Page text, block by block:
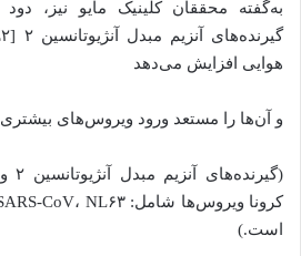
به‌گفته محققان کلینیک مایو نیز، دود
هوایی افزایش می‌دهد
و آن‌ها را مستعد ورود ویروس‌های
است.)